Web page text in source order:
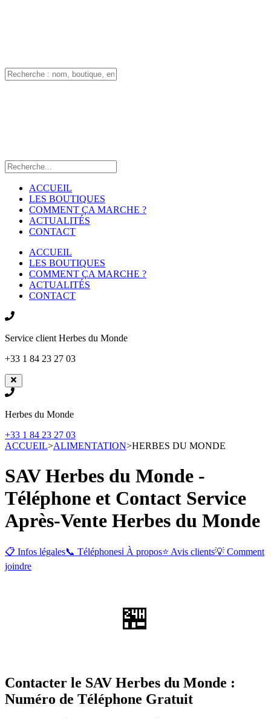
ACCUEIL
LES BOUTIQUES
COMMENT ÇA MARCHE ?
ACTUALITÉS
CONTACT
ACCUEIL
LES BOUTIQUES
COMMENT ÇA MARCHE ?
ACTUALITÉS
CONTACT
Service client Herbes du Monde
+33 1 84 23 27 03
Herbes du Monde
+33 1 84 23 27 03
ACCUEIL>ALIMENTATION>HERBES DU MONDE
SAV Herbes du Monde -
Téléphone et Contact Service
Après-Vente Herbes du Monde
📋 Infos légales📞 Téléphonesℹ️ À propos⭐ Avis clients💡 Comment
joindre
🏪
Contacter le SAV Herbes du Monde :
Numéro de Téléphone Gratuit